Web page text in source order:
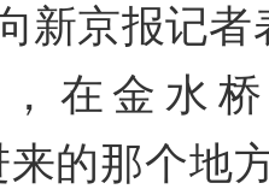
新京报记者
在金水
的那个地